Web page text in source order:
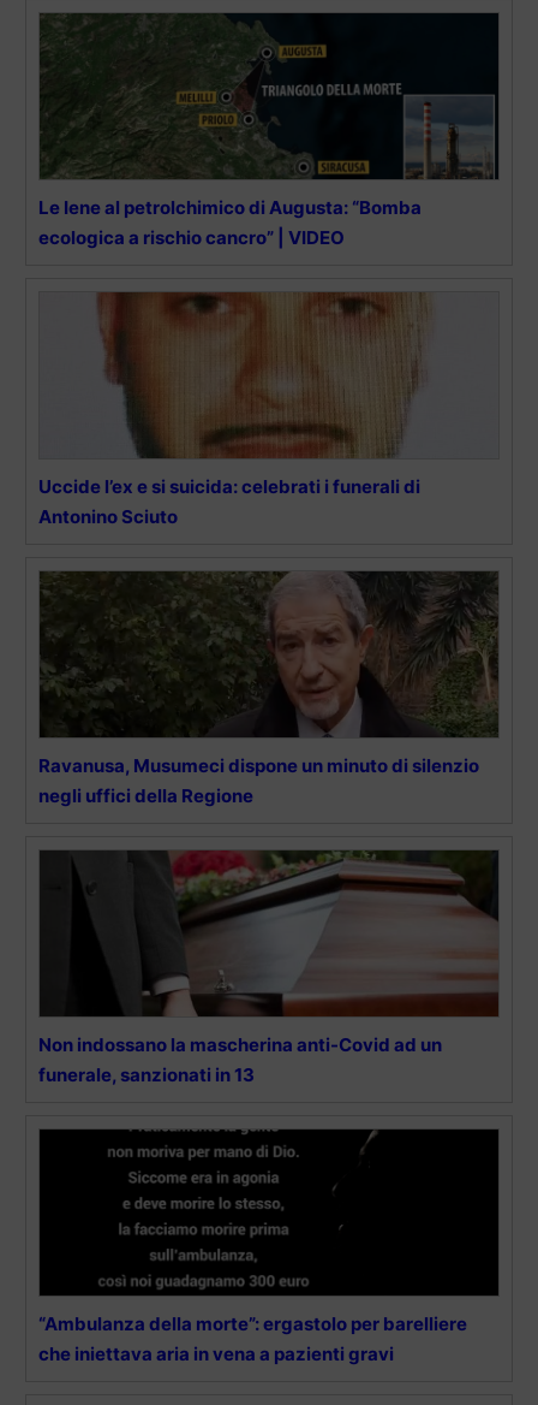
Le Iene al petrolchimico di Augusta: “Bomba
ecologica a rischio cancro” | VIDEO
Uccide l’ex e si suicida: celebrati i funerali di
Antonino Sciuto
Ravanusa, Musumeci dispone un minuto di silenzio
negli uffici della Regione
Non indossano la mascherina anti-Covid ad un
funerale, sanzionati in 13
“Ambulanza della morte”: ergastolo per barelliere
che iniettava aria in vena a pazienti gravi